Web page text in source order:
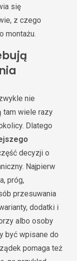
się
z czego
montażu.
nie
tam wiele razy
Dlatego
decyzji o
Najpierw
próg,
przesuwania
dodatki i
albo osoby
być wpisane do
pomaga też